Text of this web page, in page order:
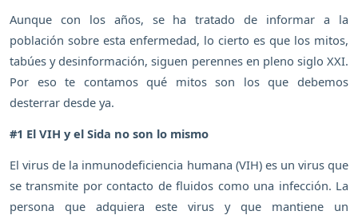
Aunque con los años, se ha tratado de informar a la
población sobre esta enfermedad, lo cierto es que los mitos,
tabúes y desinformación, siguen perennes en pleno siglo XXI.
Por eso te contamos qué mitos son los que debemos
desterrar desde ya.
#1 El VIH y el Sida no son lo mismo
El virus de la inmunodeficiencia humana (VIH) es un virus que
se transmite por contacto de fluidos como una infección. La
persona que adquiera este virus y que mantiene un